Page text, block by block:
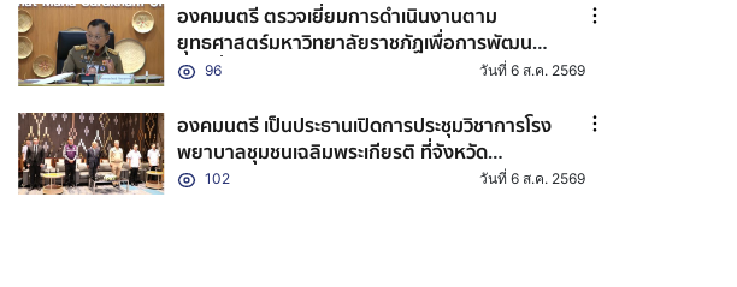
องคมนตรี ตรวจเยี่ยมการดำเนินงานตาม
ยุทธศาสตร์มหาวิทยาลัยราชภัฏเพื่อการพัฒนา
ท้องถิ่น ประจำปี 2569 ณ มหาวิทยาลัยราชภัฏ
96 วันที่ 6 ส.ค. 2569
องคมนตรี เป็นประธานเปิดการประชุมวิชาการโรง
พยาบาลชุมชนเฉลิมพระเกียรติ ที่จังหวัด
นครพนม
102 วันที่ 6 ส.ค. 2569